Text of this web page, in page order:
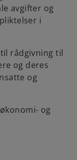
avgifter og
i
rådgivning til
og deres
og
og